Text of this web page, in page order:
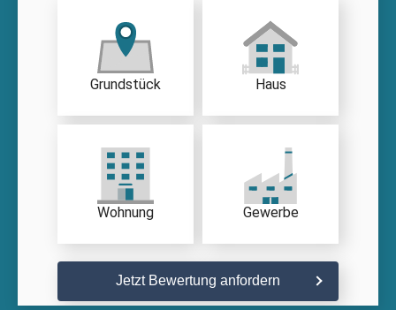
Grundstück Haus
Wohnung Gewerbe
Jetzt Bewertung anfordern